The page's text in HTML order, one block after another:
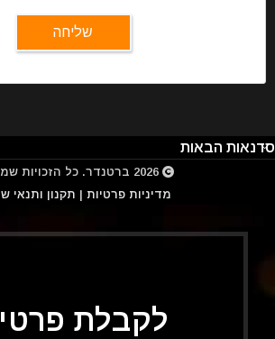
שליחה
סדנאות הבאות
2026 ברטנדר. כל הזכויות
מדיניות פרטיות | תקנון ותנאי
לקבלת